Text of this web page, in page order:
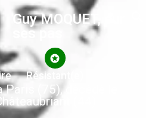
Guy MOQUET, sur
ses pas
Résistant(e)
Paris (75), décédé le
(44)